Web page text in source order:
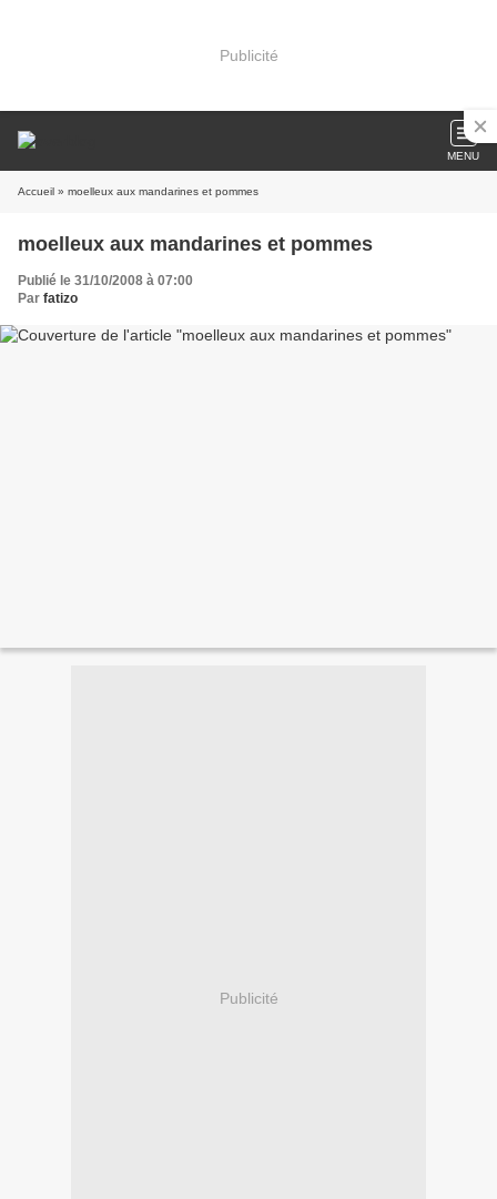
Publicité
MENU
Accueil » moelleux aux mandarines et pommes
moelleux aux mandarines et pommes
Publié le 31/10/2008 à 07:00
Par fatizo
Publicité